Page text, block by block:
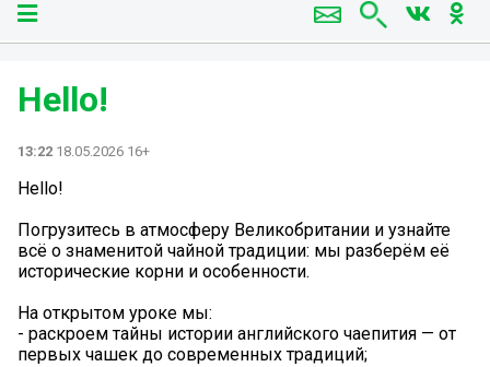
Hello!
13:22 18.05.2026 16+
Hello!
Погрузитесь в атмосферу Великобритании и узнайте
всё о знаменитой чайной традиции: мы разберём её
исторические корни и особенности.
На открытом уроке мы:
- раскроем тайны истории английского чаепития — от
первых чашек до современных традиций;